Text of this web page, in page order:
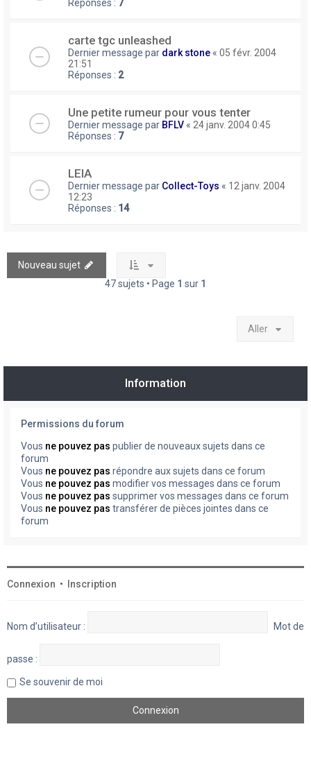
Réponses : 7
carte tgc unleashed
Dernier message par dark stone « 05 févr. 2004
21:51
Réponses : 2
Une petite rumeur pour vous tenter
Dernier message par BFLV « 24 janv. 2004 0:45
Réponses : 7
LEIA
Dernier message par Collect-Toys « 12 janv. 2004
12:23
Réponses : 14
Nouveau sujet
47 sujets • Page 1 sur 1
Aller
Information
Permissions du forum
Vous ne pouvez pas publier de nouveaux sujets dans ce
forum
Vous ne pouvez pas répondre aux sujets dans ce forum
Vous ne pouvez pas modifier vos messages dans ce forum
Vous ne pouvez pas supprimer vos messages dans ce forum
Vous ne pouvez pas transférer de pièces jointes dans ce
forum
Connexion • Inscription
Nom d’utilisateur : Mot de
passe :
Se souvenir de moi